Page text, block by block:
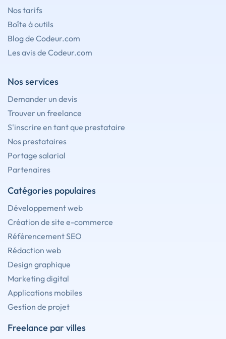
Nos tarifs
Boîte à outils
Blog de Codeur.com
Les avis de Codeur.com
Nos services
Demander un devis
Trouver un freelance
S'inscrire en tant que prestataire
Nos prestataires
Portage salarial
Partenaires
Catégories populaires
Développement web
Création de site e-commerce
Référencement SEO
Rédaction web
Design graphique
Marketing digital
Applications mobiles
Gestion de projet
Freelance par villes